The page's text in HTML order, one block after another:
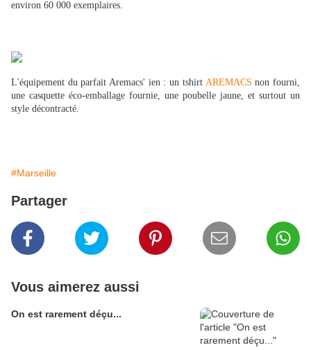
environ 60 000 exemplaires.
L'équipement du parfait Aremacs' ien : un tshirt AREMACS non fourni,
une casquette éco-emballage fournie, une poubelle jaune, et surtout un
style décontracté.
#Marseille
Partager
Vous aimerez aussi
On est rarement déçu...